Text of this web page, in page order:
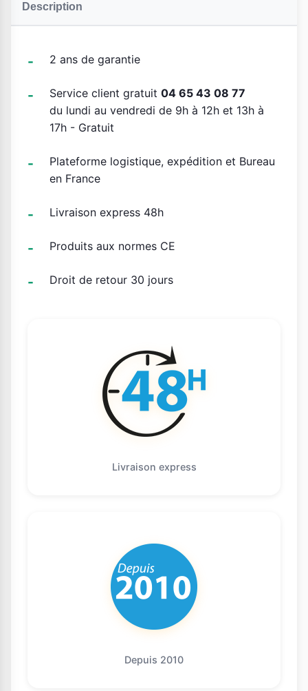
Description
2 ans de garantie
Service client gratuit 04 65 43 08 77
du lundi au vendredi de 9h à 12h et 13h à
17h - Gratuit
Plateforme logistique, expédition et Bureau
en France
Livraison express 48h
Produits aux normes CE
Droit de retour 30 jours
Livraison express
Depuis 2010